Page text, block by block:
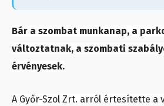
Bár a szombat munkanap, a
változtatnak, a szombati
érvényesek.
A Győr-Szol Zrt. arról értesítette a